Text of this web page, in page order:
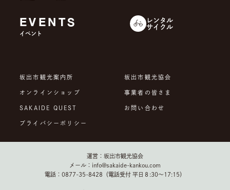
EVENTS
イベント
レンタル
サイクル
坂出市観光案内所 坂出市観光協会
オンラインショップ 事業者の皆さま
SAKAIDE QUEST お問い合わせ
プライバシーポリシー
運営：坂出市観光協会
メール：info@sakaide-kankou.com
電話：0877-35-8428（電話受付 平日８:30～17:15）